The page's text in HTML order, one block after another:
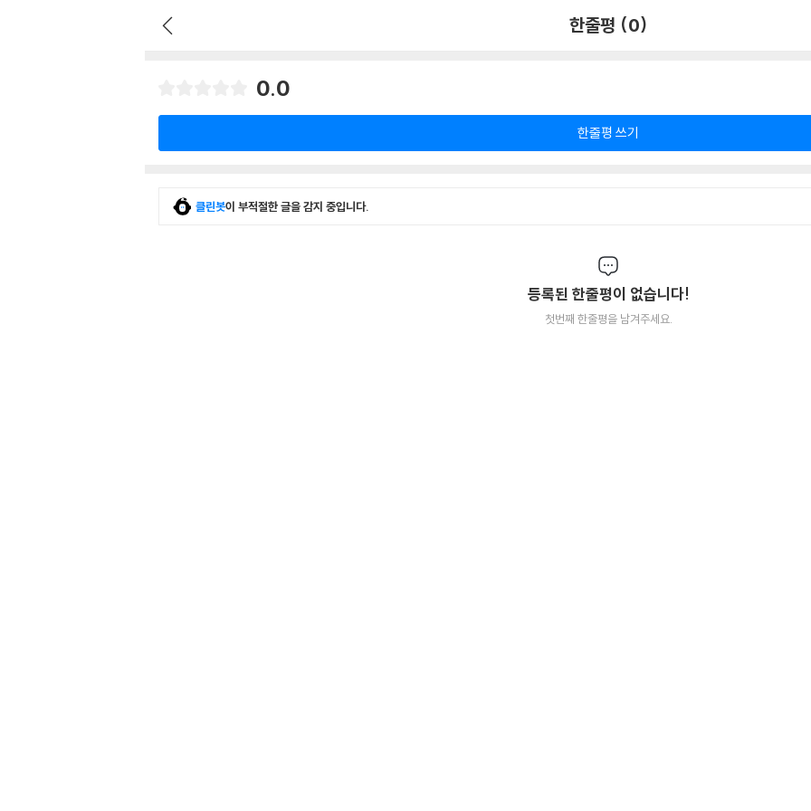
한줄평 (0)
0.0
한줄평 쓰기
클린봇이 부적절한 글을 감지 중입니다.
등록된 한줄평이 없습니다!
첫번째 한줄평을 남겨주세요.